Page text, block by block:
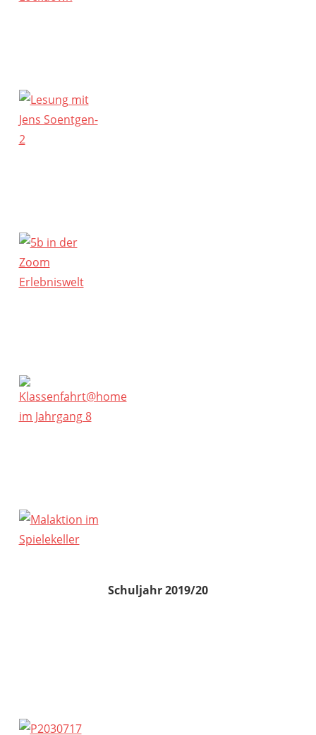
Schuljahr 2019/20